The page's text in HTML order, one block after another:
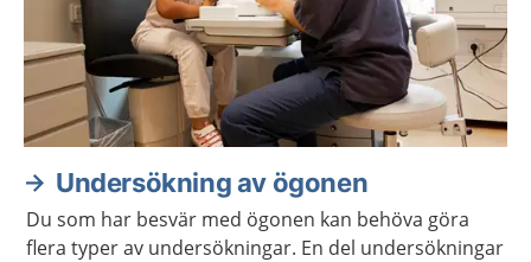
Undersökning av ögonen
Du som har besvär med ögonen kan behöva göra
flera typer av undersökningar. En del undersökningar